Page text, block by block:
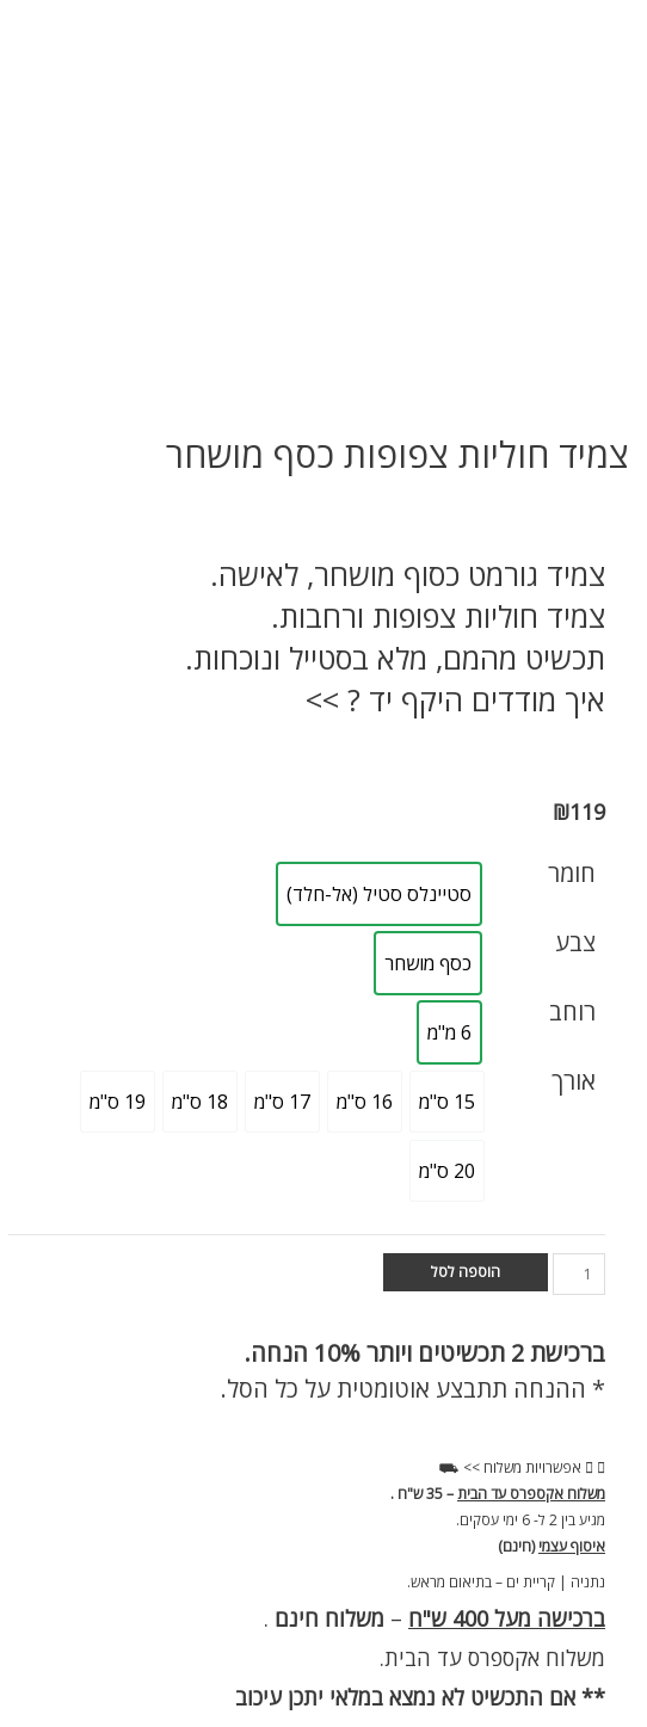
צמיד חוליות צפופות כסף מושחר
צמיד גורמט כסוף מושחר, לאישה.
צמיד חוליות צפופות ורחבות.
תכשיט מהמם, מלא בסטייל ונוכחות.
איך מודדים היקף יד ? >>
₪119
חומר
סטיינלס סטיל (אל-חלד)
צבע
כסף מושחר
רוחב
6 מ"מ
אורך
15 ס"מ 16 ס"מ 17 ס"מ 18 ס"מ 19 ס"מ
20 ס"מ
הוספה לסל
ברכישת
* ההנחה תתבצע אוטומטית על כל הסל.
אפשרויות משלוח >> ⛟
משלוח אקספרס עד הבית– 35 ש"ח .
מגיע בין 2 ל- 6 ימי עסקים.
איסוף עצמי(חינם)
נתניה | קריית ים – בתיאום מראש.
ברכישה מעל 400 ש"ח – משלוח חינם .
משלוח אקספרס עד הבית.
** אם התכשיט לא נמצא במלאי יתכן עיכוב